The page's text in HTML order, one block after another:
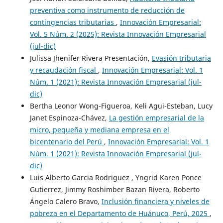
preventiva como instrumento de reducción de
contingencias tributarias , Innovación Empresarial:
Vol. 5 Núm. 2 (2025): Revista Innovación Empresarial
(jul-dic)
Julissa Jhenifer Rivera Presentación, Evasión tributaria
y recaudación fiscal , Innovación Empresarial: Vol. 1
Núm. 1 (2021): Revista Innovación Empresarial (jul-
dic)
Bertha Leonor Wong-Figueroa, Keli Agui-Esteban, Lucy
Janet Espinoza-Chávez, La gestión empresarial de la
micro, pequeña y mediana empresa en el
bicentenario del Perú , Innovación Empresarial: Vol. 1
Núm. 1 (2021): Revista Innovación Empresarial (jul-
dic)
Luis Alberto Garcia Rodriguez , Yngrid Karen Ponce
Gutierrez, Jimmy Roshimber Bazan Rivera, Roberto
Ángelo Calero Bravo, Inclusión financiera y niveles de
pobreza en el Departamento de Huánuco, Perú, 2025 ,